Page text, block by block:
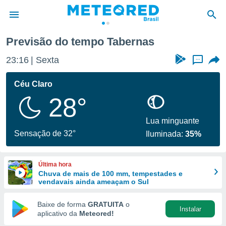
da
fornecidas
a este
das
e
forma
digital
Previsão do tempo Tabernas
23:16 Sexta ...
Céu Claro
28°
Sensação de 32°
Lua minguante
Iluminada:35%
Última hora
Chuva de mais de 100 mm, tempestades e
vendavais ainda ameaçam o Sul
Baixe de forma GRATUITA o
aplicativo da Meteored!
Instalar